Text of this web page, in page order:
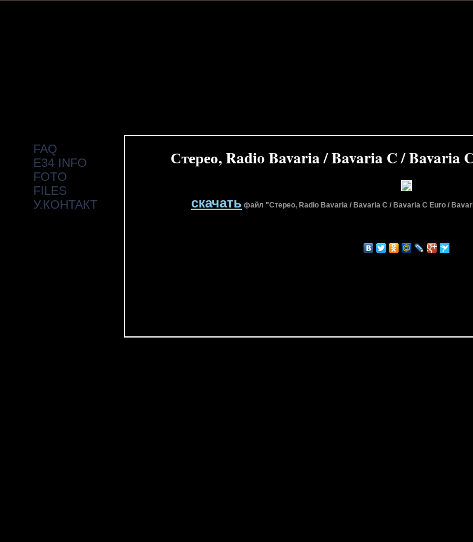
FAQ
E34 INFO
FOTO
FILES
У.КОНТАКТ
Стерео, Radio Bavaria / Bavaria C / Bavaria
скачать файл "Стерео, Radio Bavaria / Bavaria C / Bavaria C Euro /